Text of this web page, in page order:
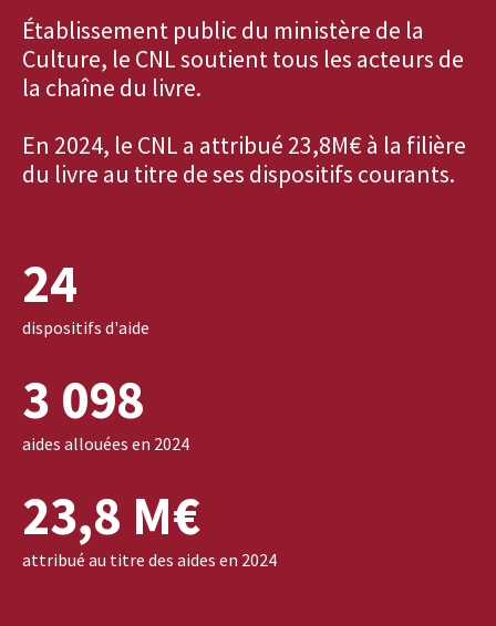
Établissement public du ministère de la
Culture, le CNL soutient tous les acteurs de
la chaîne du livre.
En 2024, le CNL a attribué 23,8M€ à la filière
du livre au titre de ses dispositifs courants.
24
dispositifs d'aide
3 098
aides allouées en 2024
23,8 M€
attribué au titre des aides en 2024